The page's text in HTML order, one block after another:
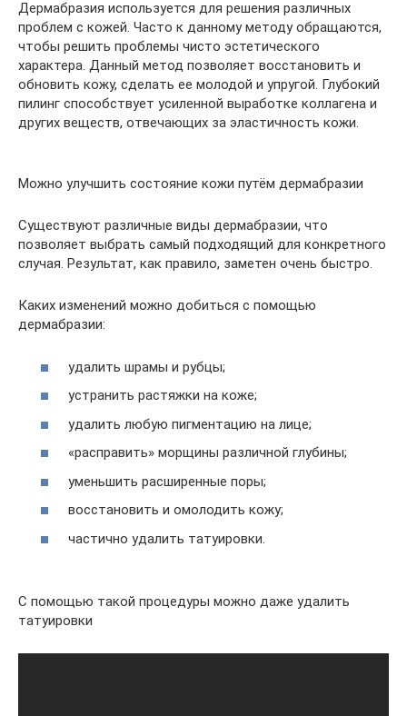
Дермабразия используется для решения различных
проблем с кожей. Часто к данному методу обращаются,
чтобы решить проблемы чисто эстетического
характера. Данный метод позволяет восстановить и
обновить кожу, сделать ее молодой и упругой. Глубокий
пилинг способствует усиленной выработке коллагена и
других веществ, отвечающих за эластичность кожи.
Можно улучшить состояние кожи путём дермабразии
Существуют различные виды дермабразии, что
позволяет выбрать самый подходящий для конкретного
случая. Результат, как правило, заметен очень быстро.
Каких изменений можно добиться с помощью
дермабразии:
удалить шрамы и рубцы;
устранить растяжки на коже;
удалить любую пигментацию на лице;
«расправить» морщины различной глубины;
уменьшить расширенные поры;
восстановить и омолодить кожу;
частично удалить татуировки.
С помощью такой процедуры можно даже удалить
татуировки